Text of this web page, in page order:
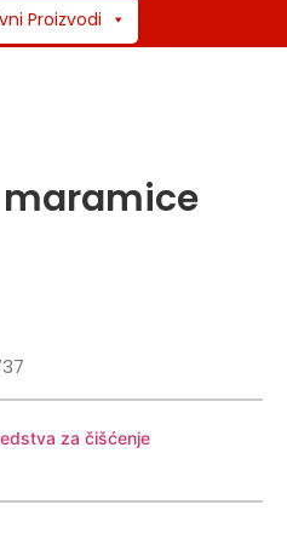
Proizvodi
maramice
za čišćenje